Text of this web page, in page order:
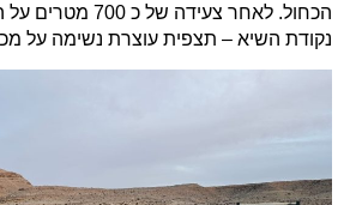
הכחול. לאחר צעידה של
נקודת השיא – תצפית עוצרת נשימה על